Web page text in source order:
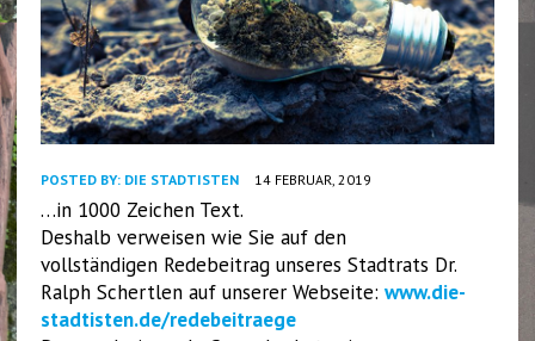
POSTED BY: DIE STADTISTEN 14 FEBRUAR, 2019
…in 1000 Zeichen Text.
Deshalb verweisen wie Sie auf den
vollständigen Redebeitrag unseres Stadtrats Dr.
Ralph Schertlen auf unserer Webseite: www.die-
stadtisten.de/redebeitraege